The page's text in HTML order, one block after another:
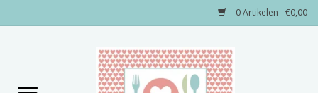
0 Artikelen - €0,00